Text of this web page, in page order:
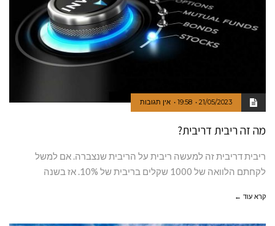
21/05/2023
19:58 אין תגובות
מה זה ריבית דריבית?
ריבית דריבית זה למעשה ריבית על הריבית שנצברה. אם למשל
לקחתם הלוואה של 1000 שקלים בריבית של 10%. אז בשנה
קרא עוד ←